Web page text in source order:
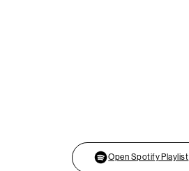
Open Spotify Playlist